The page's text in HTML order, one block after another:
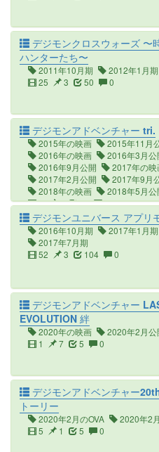
デジモンクロスウォーズ 〜
ハンターたち〜
2011年10月期
2012年1月期
25
3 50 0
デジモンアドベンチャー tri.
2015年の映画
2015年11月
2016年の映画
2016年3月公
2016年9月公開
2017年の映
2017年2月公開
2017年9月
2018年の映画
2018年5月公
6
4 18 0
デジモンユニバース アプリ
2016年10月期 2017年1月期
2017年7月期
52
3 104 0
デジモンアドベンチャー
EVOLUTION 絆
2020年の映画
2020年2月公
1
7 5 0
デジモンアドベンチャー
トーリー
2020年2月のOVA
2020年2
5
1 5 0